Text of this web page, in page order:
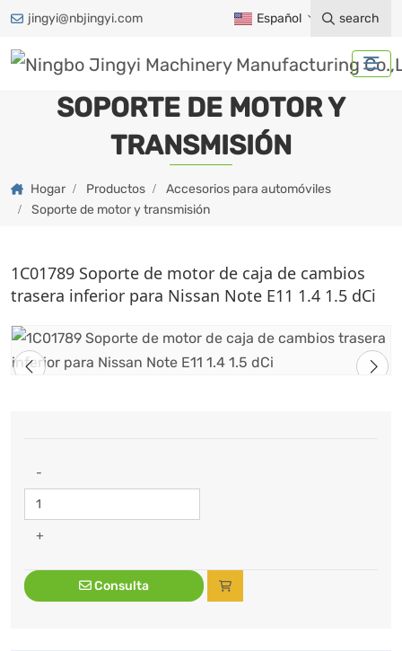
jingyi@nbjingyi.com Español search
SOPORTE DE MOTOR Y
TRANSMISIÓN
Hogar Productos
Accesorios para automóviles
Soporte de motor y transmisión
1C01789 Soporte de motor de caja de cambios
trasera inferior para Nissan Note E11 1.4 1.5 dCi
-
+
Consulta